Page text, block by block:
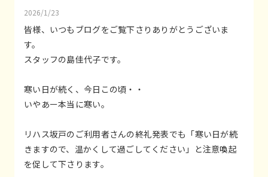
2026/1/23
皆様、いつもブログをご覧下さりありがとうございま
す。
スタッフの島佳代子です。
寒い日が続く、今日この頃・・
いやあー本当に寒い。
リハス坂戸のご利用者さんの終礼発表でも「寒い日が続
きますので、温かくして過ごしてください」と注意喚起
を促して下さります。